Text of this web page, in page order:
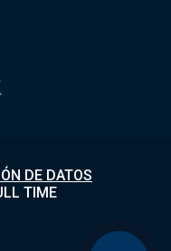
DE DATOS
TIME